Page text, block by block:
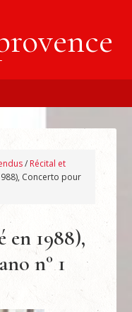
/ Récital et
Concerto pour
en 1988),
n° 1